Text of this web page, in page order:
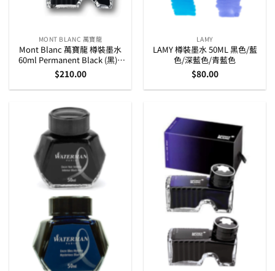
MONT BLANC 萬寶龍
Mont Blanc 萬寶龍 樽裝墨水
60ml Permanent Black (黑) /
Permanent Blue (藍)
$210.00
LAMY
LAMY 樽裝墨水 50ML 黑色/藍
色/深藍色/青藍色
$80.00